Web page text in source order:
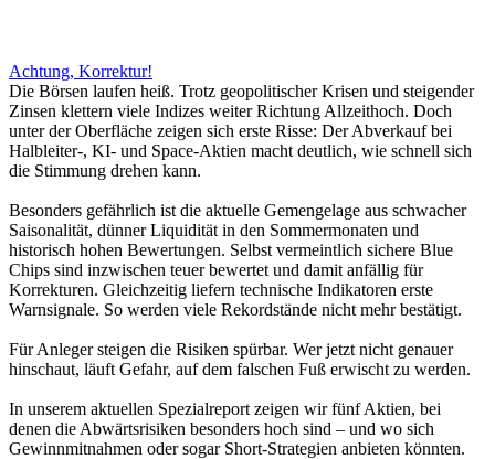
Achtung, Korrektur!
Die Börsen laufen heiß. Trotz geopolitischer Krisen und steigender
Zinsen klettern viele Indizes weiter Richtung Allzeithoch. Doch
unter der Oberfläche zeigen sich erste Risse: Der Abverkauf bei
Halbleiter-, KI- und Space-Aktien macht deutlich, wie schnell sich
die Stimmung drehen kann.
Besonders gefährlich ist die aktuelle Gemengelage aus schwacher
Saisonalität, dünner Liquidität in den Sommermonaten und
historisch hohen Bewertungen. Selbst vermeintlich sichere Blue
Chips sind inzwischen teuer bewertet und damit anfällig für
Korrekturen. Gleichzeitig liefern technische Indikatoren erste
Warnsignale. So werden viele Rekordstände nicht mehr bestätigt.
Für Anleger steigen die Risiken spürbar. Wer jetzt nicht genauer
hinschaut, läuft Gefahr, auf dem falschen Fuß erwischt zu werden.
In unserem aktuellen Spezialreport zeigen wir fünf Aktien, bei
denen die Abwärtsrisiken besonders hoch sind – und wo sich
Gewinnmitnahmen oder sogar Short-Strategien anbieten könnten.